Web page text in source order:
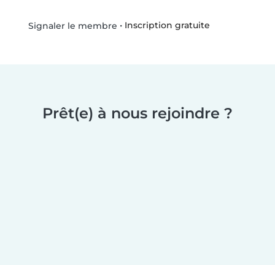
Signaler le membre • Inscription gratuite
Prêt(e) à nous rejoindre ?